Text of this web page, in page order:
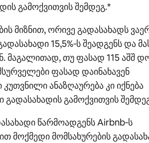
გამოქვითვის შემდეგ.*
მიზნით, ორივე გადასახადს
15,5%‑ს შეადგენს და
მაგალითად, თუ ფასად 115 აშშ
ფასად დაინახავენ
ანაზღაურება კი იქნება
გამოქვითვის
წარმოადგენს Airbnb‑ს
მოქმედი მომსახურების